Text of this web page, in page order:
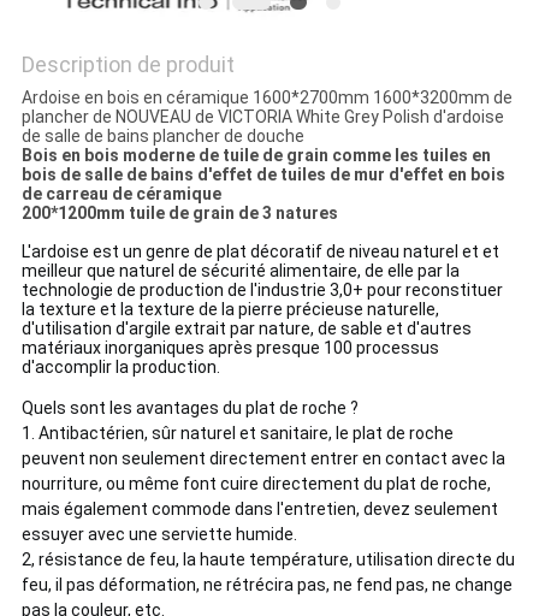
Description de produit
Ardoise en bois en céramique 1600*2700mm 1600*3200mm de
plancher de NOUVEAU de VICTORIA White Grey Polish d'ardoise
de salle de bains plancher de douche
Bois en bois moderne de tuile de grain comme les tuiles en
bois de salle de bains d'effet de tuiles de mur d'effet en bois
de carreau de céramique
200*1200mm tuile de grain de 3 natures
L'ardoise est un genre de plat décoratif de niveau naturel et et
meilleur que naturel de sécurité alimentaire, de elle par la
technologie de production de l'industrie 3,0+ pour reconstituer
la texture et la texture de la pierre précieuse naturelle,
d'utilisation d'argile extrait par nature, de sable et d'autres
matériaux inorganiques après presque 100 processus
d'accomplir la production.
Quels sont les avantages du plat de roche ?
1. Antibactérien, sûr naturel et sanitaire, le plat de roche
peuvent non seulement directement entrer en contact avec la
nourriture, ou même font cuire directement du plat de roche,
mais également commode dans l'entretien, devez seulement
essuyer avec une serviette humide.
2, résistance de feu, la haute température, utilisation directe du
feu, il pas déformation, ne rétrécira pas, ne fend pas, ne change
pas la couleur, etc.